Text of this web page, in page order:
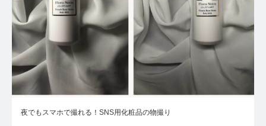
夜でもスマホで撮れる！SNS用化粧品の物撮り